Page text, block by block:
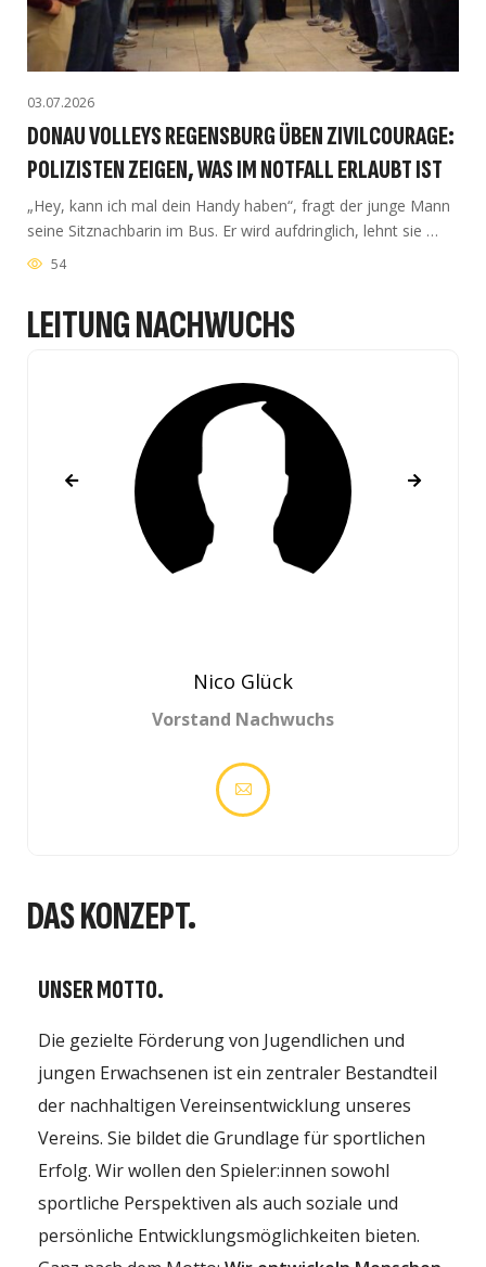
03.07.2026
DONAU VOLLEYS REGENSBURG ÜBEN ZIVILCOURAGE:
POLIZISTEN ZEIGEN, WAS IM NOTFALL ERLAUBT IST
„Hey, kann ich mal dein Handy haben“, fragt der junge Mann
seine Sitznachbarin im Bus. Er wird aufdringlich, lehnt sie …
54
LEITUNG NACHWUCHS
Nico Glück
Vorstand Nachwuchs
DAS KONZEPT.
UNSER MOTTO.
Die gezielte Förderung von Jugendlichen und
jungen Erwachsenen ist ein zentraler Bestandteil
der nachhaltigen Vereinsentwicklung unseres
Vereins. Sie bildet die Grundlage für sportlichen
Erfolg. Wir wollen den Spieler:innen sowohl
sportliche Perspektiven als auch soziale und
persönliche Entwicklungsmöglichkeiten bieten.